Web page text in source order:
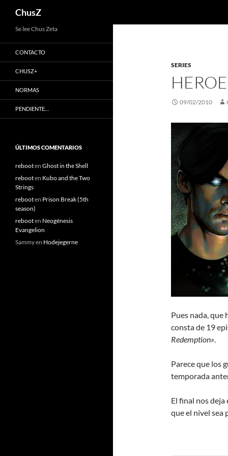
Saltar
al
contenido
ChusZ
SERIES
09/02/2010
Pues nada,
consta de 19
Redemption».
Parece que los
temporada
El final nos
que el nivel sea
Se lee Chus Zeta
CONTACTO
CHUSZ+
NORMAS
PENDIENTE…
ÚLTIMOS COMENTARIOS
rebooten Ghost in the Shell
rebooten Kubo and the Two
Strings
rebooten Prison Break (5th
season)
rebooten Neogénesis
Evangelion
Sammyen Hodejegerne